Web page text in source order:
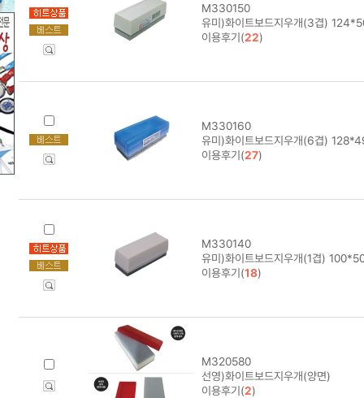
M330150
유미)화이트보드지우개(3겹)
이용후기(22)
M330160
유미)화이트보드지우개(6겹)
이용후기(27)
M330140
유미)화이트보드지우개(1겹)
이용후기(18)
M320580
선영)화이트보드지우개(양면)
이용후기(2)